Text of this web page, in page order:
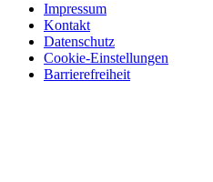
Impressum
Kontakt
Datenschutz
Cookie-Einstellungen
Barrierefreiheit